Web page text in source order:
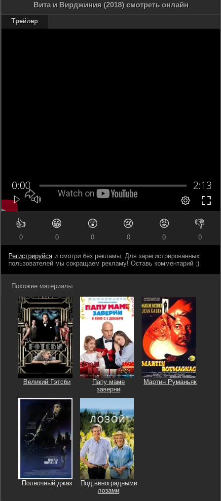
Вита и Вирджиния (2018) смотреть онлайн
Трейлер
👍
0
😁
0
😲
0
😢
0
😡
0
👎
0
Регистрируйся и смотри без рекламы. Для зарегистрированных
пользователей мы сокращаем рекламу! Оставь комментарий ;)
Похожие материалы:
Великий Гэтсби
Папу маме
заверни
Мартин Руманьяк
Полночный джаз
Под виноградными
лозами